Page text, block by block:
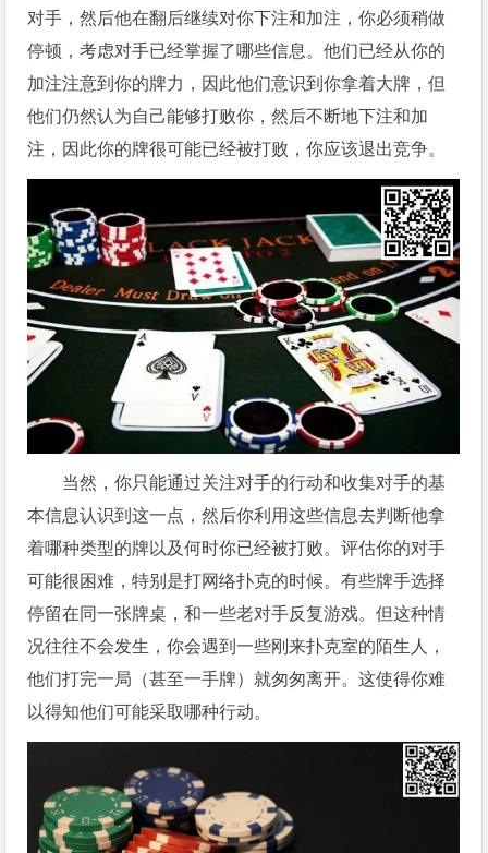
对手，然后他在翻后继续对你下注和加注，你必须稍做
停顿，考虑对手已经掌握了哪些信息。他们已经从你的
加注注意到你的牌力，因此他们意识到你拿着大牌，但
他们仍然认为自己能够打败你，然后不断地下注和加
注，因此你的牌很可能已经被打败，你应该退出竞争。
当然，你只能通过关注对手的行动和收集对手的基
本信息认识到这一点，然后你利用这些信息去判断他拿
着哪种类型的牌以及何时你已经被打败。评估你的对手
可能很困难，特别是打网络扑克的时候。有些牌手选择
停留在同一张牌桌，和一些老对手反复游戏。但这种情
况往往不会发生，你会遇到一些刚来扑克室的陌生人，
他们打完一局（甚至一手牌）就匆匆离开。这使得你难
以得知他们可能采取哪种行动。